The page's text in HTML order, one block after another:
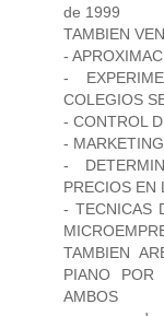
de 1999
TAMBIEN
-
-
COLEGIOS
- CONTROL
-
-
PRECIOS EN
- TECNICAS
TAMBIEN
PIANO